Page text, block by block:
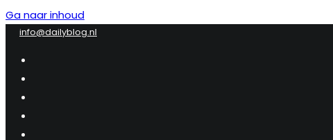
Ga naar inhoud
info@dailyblog.nl